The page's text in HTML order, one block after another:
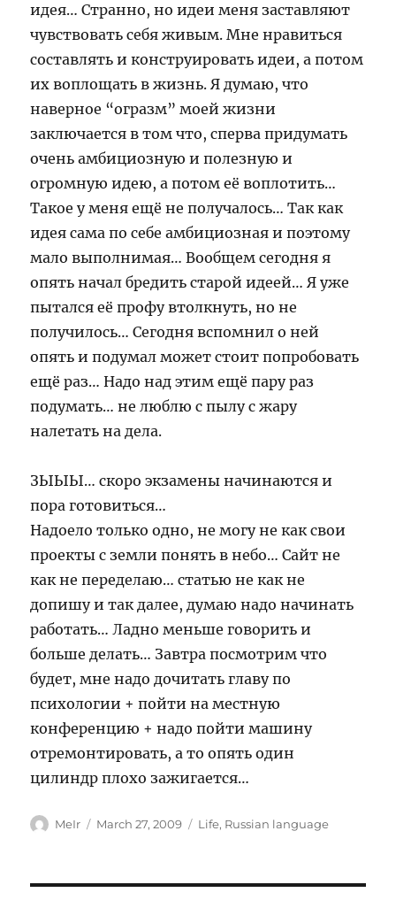
идея… Странно, но идеи меня заставляют
чувствовать себя живым. Мне нравиться
составлять и конструировать идеи, а потом
их воплощать в жизнь. Я думаю, что
наверное “огразм” моей жизни
заключается в том что, сперва придумать
очень амбициозную и полезную и
огромную идею, а потом её воплотить…
Такое у меня ещё не получалось… Так как
идея сама по себе амбициозная и поэтому
мало выполнимая… Вообщем сегодня я
опять начал бредить старой идеей… Я уже
пытался её профу втолкнуть, но не
получилось… Сегодня вспомнил о ней
опять и подумал может стоит попробовать
ещё раз… Надо над этим ещё пару раз
подумать… не люблю с пылу с жару
налетать на дела.
ЗЫЫЫ… скоро экзамены начинаются и
пора готовиться…
Надоело только одно, не могу не как свои
проекты с земли понять в небо… Сайт не
как не переделаю… статью не как не
допишу и так далее, думаю надо начинать
работать… Ладно меньше говорить и
больше делать… Завтра посмотрим что
будет, мне надо дочитать главу по
психологии + пойти на местную
конференцию + надо пойти машину
отремонтировать, а то опять один
цилиндр плохо зажигается…
Author
MeIr
Posted
March 27, 2009 Categories
Life, Russian language